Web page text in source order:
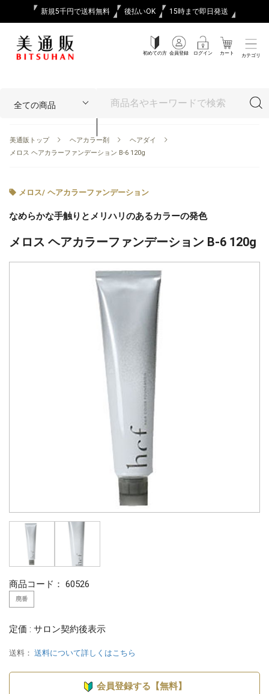
新規5千円で送料無料 後払いOK 15時まで即日発送
初めての方 会員登録 ログイン カート カテゴリ
美通販トップ ヘアカラー剤
ヘアダイ
メロス ヘアカラーファンデーション B-6 120g
メロス/ ヘアカラーファンデーション
なめらかな手触りとメリハリのあるカラーの発色
メロス ヘアカラーファンデーション B-6 120g
商品コード： 60526
廃番
定価 : サロン契約後表示
送料： 送料について詳しくはこちら
会員登録する【無料】